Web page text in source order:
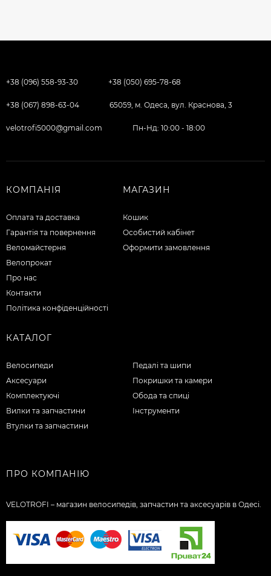
+38 (096) 558-93-30 +38 (050) 695-78-68
+38 (067) 898-63-04 65059, м. Одеса, вул. Краснова, 3
velotrofi5000@gmail.com Пн-Нд: 10:00 - 18:00
КОМПАНІЯ
Оплата та доставка
Гарантія та повернення
Веломайстерня
Велопрокат
Про нас
Контакти
Політика конфіденційності
МАГАЗИН
Кошик
Особистий кабінет
Оформити замовлення
КАТАЛОГ
Велосипеди
Аксесуари
Комплектуючі
Вилки та запчастини
Втулки та запчастини
Педалі та шипи
Покришки та камери
Обода та спиці
Інструменти
ПРО КОМПАНІЮ
VELOTROFI – магазин велосипедів, запчастин та аксесуарів в Одесі.